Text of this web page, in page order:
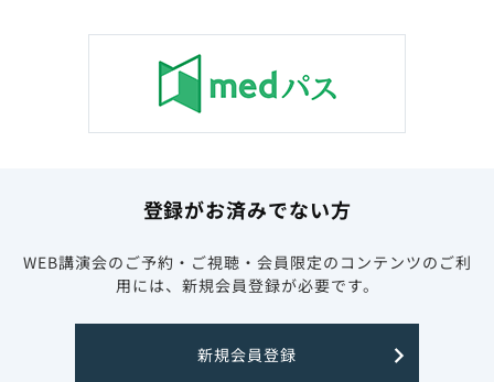
登録がお済みでない方
WEB講演会のご予約・ご視聴・会員限定のコンテンツのご利
用には、新規会員登録が必要です。
新規会員登録